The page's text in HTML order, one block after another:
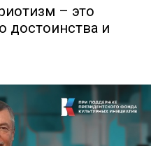
– это
достоинства и